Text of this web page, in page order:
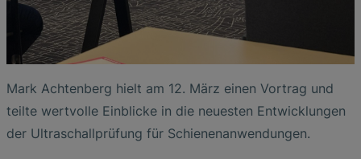
Mark Achtenberg hielt am 12. März einen Vortrag und
teilte wertvolle Einblicke in die neuesten Entwicklungen
der Ultraschallprüfung für Schienenanwendungen.